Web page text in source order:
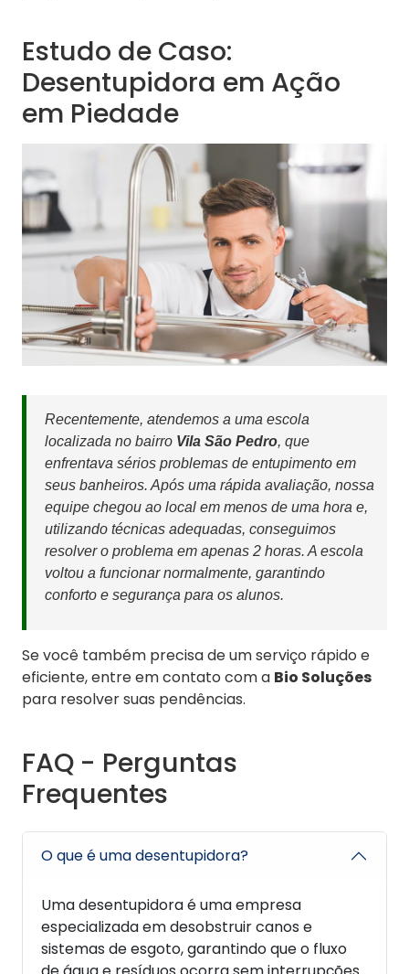
Estudo de Caso:
Desentupidora em Ação
em Piedade
Recentemente, atendemos a uma escola
localizada no bairro Vila São Pedro, que
enfrentava sérios problemas de entupimento em
seus banheiros. Após uma rápida avaliação, nossa
equipe chegou ao local em menos de uma hora e,
utilizando técnicas adequadas, conseguimos
resolver o problema em apenas 2 horas. A escola
voltou a funcionar normalmente, garantindo
conforto e segurança para os alunos.
Se você também precisa de um serviço rápido e
eficiente, entre em contato com a Bio Soluções
para resolver suas pendências.
FAQ - Perguntas
Frequentes
O que é uma desentupidora?
Uma desentupidora é uma empresa
especializada em desobstruir canos e
sistemas de esgoto, garantindo que o fluxo